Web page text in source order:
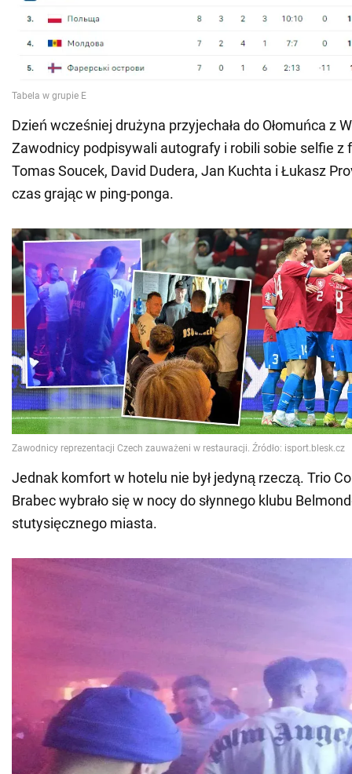
Dzień wcześniej drużyna przyjechała do Ołomuńca z
Zawodnicy podpisywali autografy i robili sobie selfie z
Tomas Soucek, David Dudera, Jan Kuchta i Łukasz
czas grając w ping-ponga.
Jednak komfort w hotelu nie był jedyną rzeczą. Trio
Brabec wybrało się w nocy do słynnego klubu
stutysięcznego miasta.